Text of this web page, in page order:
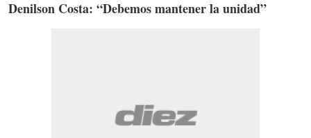
Denilson Costa: “Debemos mantener la unidad”